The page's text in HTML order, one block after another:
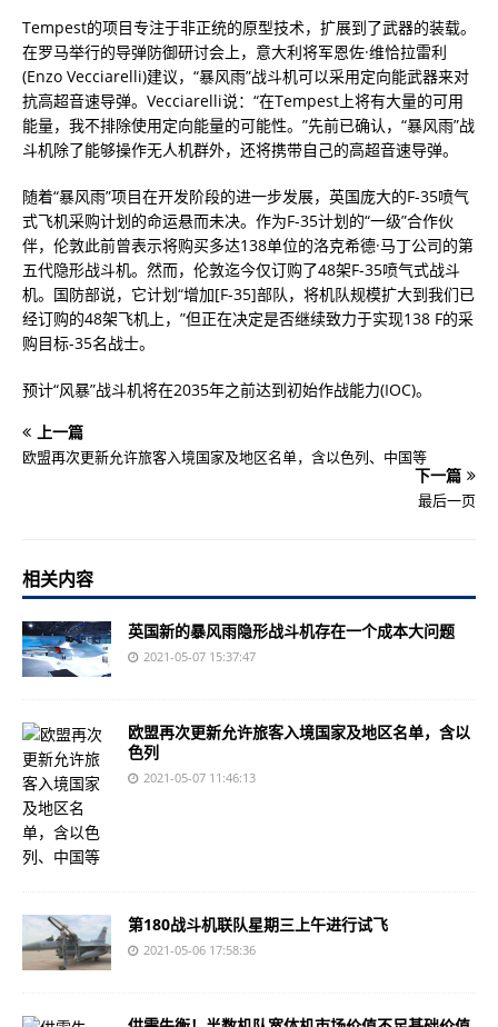
Tempest的项目专注于非正统的原型技术，扩展到了武器的装载。
在罗马举行的导弹防御研讨会上，意大利将军恩佐·维恰拉雷利
(Enzo Vecciarelli)建议，“暴风雨”战斗机可以采用定向能武器来对
抗高超音速导弹。Vecciarelli说：“在Tempest上将有大量的可用
能量，我不排除使用定向能量的可能性。”先前已确认，“暴风雨”战
斗机除了能够操作无人机群外，还将携带自己的高超音速导弹。
随着“暴风雨”项目在开发阶段的进一步发展，英国庞大的F-35喷气
式飞机采购计划的命运悬而未决。作为F-35计划的“一级”合作伙
伴，伦敦此前曾表示将购买多达138单位的洛克希德·马丁公司的第
五代隐形战斗机。然而，伦敦迄今仅订购了48架F-35喷气式战斗
机。国防部说，它计划“增加[F-35]部队，将机队规模扩大到我们已
经订购的48架飞机上，”但正在决定是否继续致力于实现138 F的采
购目标-35名战士。
预计“风暴”战斗机将在2035年之前达到初始作战能力(IOC)。
上一篇
欧盟再次更新允许旅客入境国家及地区名单，含以色列、中国等
下一篇
最后一页
相关内容
英国新的暴风雨隐形战斗机存在一个成本大问题
2021-05-07 15:37:47
欧盟再次更新允许旅客入境国家及地区名单，含以
色列
2021-05-07 11:46:13
第180战斗机联队星期三上午进行试飞
2021-05-06 17:58:36